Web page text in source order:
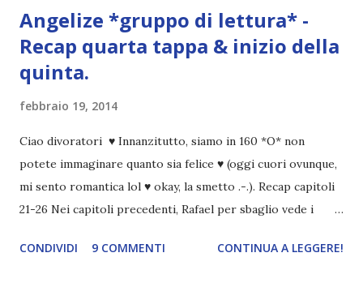
Angelize *gruppo di lettura* -
Recap quarta tappa & inizio della
quinta.
febbraio 19, 2014
Ciao divoratori ♥ Innanzitutto, siamo in 160 *O* non
potete immaginare quanto sia felice ♥ (oggi cuori ovunque,
mi sento romantica lol ♥ okay, la smetto .-.). Recap capitoli
21-26 Nei capitoli precedenti, Rafael per sbaglio vede i
incontrano e Hesediel mostra loro come combattere i puri.
CONDIVIDI 9 COMMENTI CONTINUA A LEGGERE!